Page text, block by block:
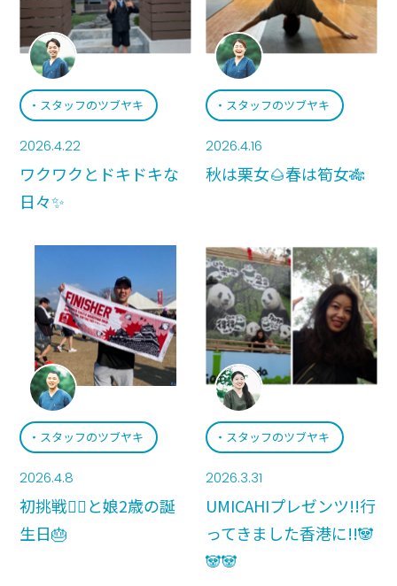
スタッフのツブヤキ
2026.4.22
ワクワクとドキドキな
日々✨
スタッフのツブヤキ
2026.4.16
秋は栗女🌰春は筍女🎋
スタッフのツブヤキ
2026.4.8
初挑戦🏃‍♂️と娘2歳の誕
生日🎂
スタッフのツブヤキ
2026.3.31
UMICAHIプレゼンツ!!行
ってきました香港に!!🐼
🐼🐼